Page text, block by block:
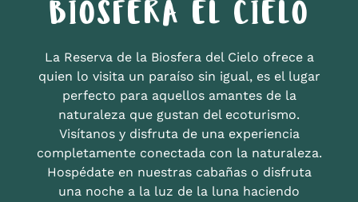
BIOSFERA EL CIELO
La Reserva de la Biosfera del Cielo ofrece a
quien lo visita un paraíso sin igual, es el lugar
perfecto para aquellos amantes de la
naturaleza que gustan del ecoturismo.
Visítanos y disfruta de una experiencia
completamente conectada con la naturaleza.
Hospédate en nuestras cabañas o disfruta
una noche a la luz de la luna haciendo